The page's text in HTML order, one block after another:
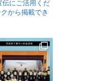
伝にご活用くだ
から掲載でき